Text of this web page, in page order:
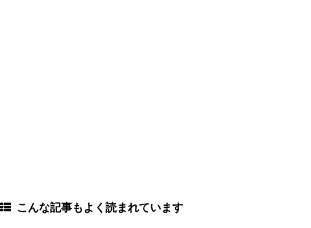
こんな記事もよく読まれています